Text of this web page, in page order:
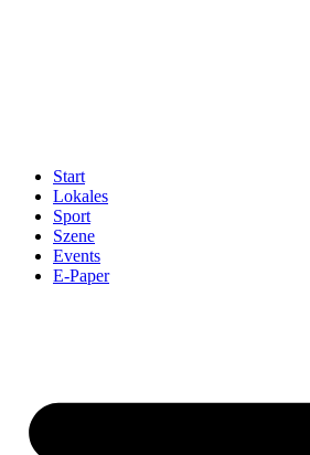
Start
Lokales
Sport
Szene
Events
E-Paper